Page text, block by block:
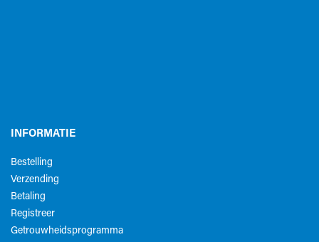
INFORMATIE
Bestelling
Verzending
Betaling
Registreer
Getrouwheidsprogramma